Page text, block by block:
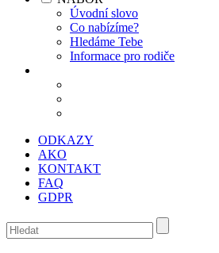
Úvodní slovo
Co nabízíme?
Hledáme Tebe
Informace pro rodiče
ODKAZY
AKO
KONTAKT
FAQ
GDPR